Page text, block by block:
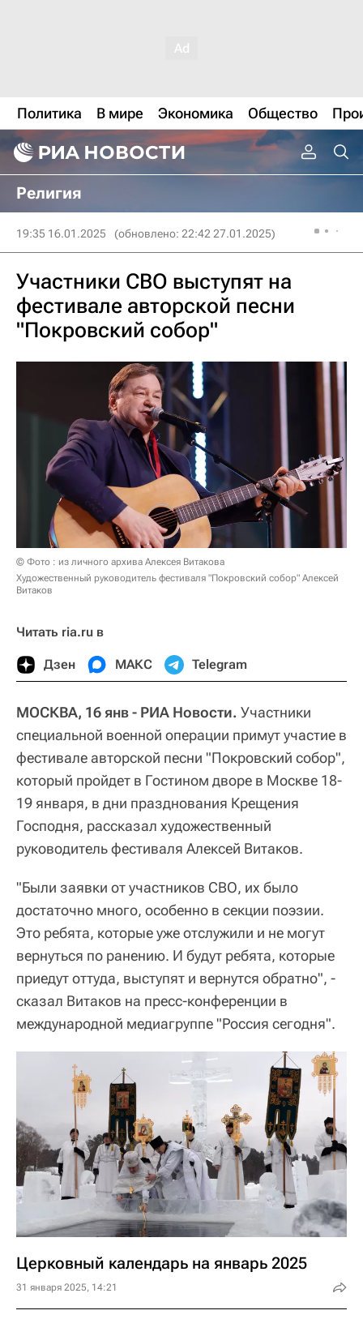
Политика В мире Экономика Общество
Религия
19:35 16.01.2025 (обновлено: 22:42 27.01.2025)
Участники СВО выступят на
фестивале авторской песни
"Покровский собор"
© Фото : из личного архива Алексея Витакова
Художественный руководитель фестиваля "Покровский собор" Алексей
Витаков
Читать ria.ru в
Дзен МАКС Telegram
МОСКВА, 16 янв - РИА Новости. Участники
специальной военной операции примут участие в
фестивале авторской песни "Покровский собор",
который пройдет в Гостином дворе в Москве 18-
19 января, в дни празднования Крещения
Господня, рассказал художественный
руководитель фестиваля Алексей Витаков.
"Были заявки от участников СВО, их было
достаточно много, особенно в секции поэзии.
Это ребята, которые уже отслужили и не могут
вернуться по ранению. И будут ребята, которые
приедут оттуда, выступят и вернутся обратно", -
сказал Витаков на пресс-конференции в
международной медиагруппе "Россия сегодня".
Церковный календарь на январь 2025
31 января 2025, 14:21